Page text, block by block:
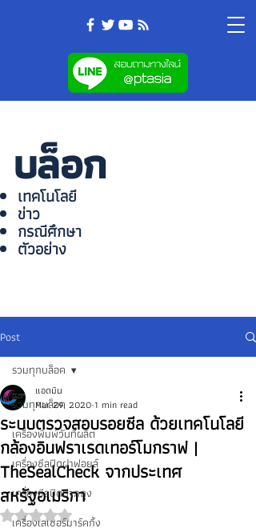
บล็อก
เทคโนโลยี
ข่าว
กรณีศึกษา
ตัวอย่าง
Post
รวมทุกบล็อค
เครื่องพิมพ์วันที่ผลิต
เครื่องซีลปิดฝาฟอยล์
เครื่องซีลปิดปากถุง
เครื่องเลเซอร์มาร์คกิ้ง
รวมทุกบล็อค
ระบบตรวจสอบรอยซีล ด้วยเทคโนโลยี
กล้องอินฟราเรดเทอร์โมกราฟ |
TheSealCheck จากประเทศ
สหรัฐอเมริกา
แอดมิน
Mar 29, 2020 1 min read
Rated NaN out of 5 stars.